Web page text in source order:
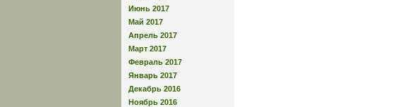
Июнь 2017
Май 2017
Апрель 2017
Март 2017
Февраль 2017
Январь 2017
Декабрь 2016
Ноябрь 2016